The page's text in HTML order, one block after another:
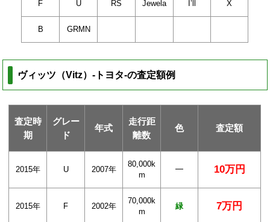
F U RS Jewela I’ll X
B GRMN
ヴィッツ（Vitz）-トヨタ-の査定額例
査定時
期
グレー
ド
年式
走行距
離数
色 査定額
2015年 U 2007年
80,000k
m
━ 10万円
2015年 F 2002年
70,000k
m
緑 7万円